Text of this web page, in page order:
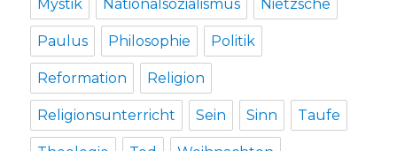
Mystik Nationalsozialismus Nietzsche
Paulus Philosophie Politik
Reformation Religion
Religionsunterricht Sein Sinn Taufe